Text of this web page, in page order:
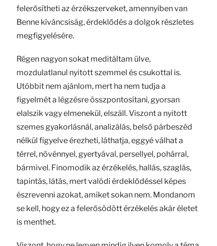
felerősítheti az érzékszerveket, amennyiben van
Benne kíváncsiság, érdeklődés a dolgok részletes
megfigyelésére.
Régen nagyon sokat meditáltam ülve,
mozdulatlanul nyitott szemmel és csukottal is.
Utóbbit nem ajánlom, mert ha nem tudja a
figyelmét a légzésre összpontosítani, gyorsan
elalszik vagy elmenekül, elszáll. Viszont a nyitott
szemes gyakorlásnál, analizálás, belső párbeszéd
nélkül figyelve érezheti, láthatja, eggyé válhat a
térrel, növénnyel, gyertyával, persellyel, pohárral,
bármivel. Finomodik az érzékelés, hallás, szaglás,
tapintás, látás, mert valódi érdeklődéssel képes
észrevenni azokat, amiket sokan nem. Mondanom
se kell, hogy ez a felerősödött érzékelés akár életet
is menthet.